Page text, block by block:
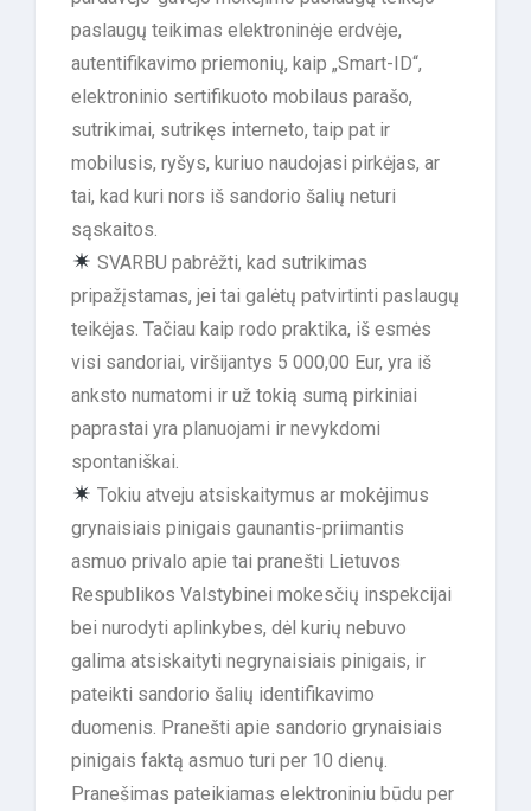
paslaugų teikimas elektroninėje erdvėje,
autentifikavimo priemonių, kaip „Smart-ID“,
elektroninio sertifikuoto mobilaus parašo,
sutrikimai, sutrikęs interneto, taip pat ir
mobilusis, ryšys, kuriuo naudojasi pirkėjas, ar
tai, kad kuri nors iš sandorio šalių neturi
sąskaitos.
SVARBU pabrėžti, kad sutrikimas
pripažįstamas, jei tai galėtų patvirtinti paslaugų
teikėjas. Tačiau kaip rodo praktika, iš esmės
visi sandoriai, viršijantys 5 000,00 Eur, yra iš
anksto numatomi ir už tokią sumą pirkiniai
paprastai yra planuojami ir nevykdomi
spontaniškai.
Tokiu atveju atsiskaitymus ar mokėjimus
grynaisiais pinigais gaunantis-priimantis
asmuo privalo apie tai pranešti Lietuvos
Respublikos Valstybinei mokesčių inspekcijai
bei nurodyti aplinkybes, dėl kurių nebuvo
galima atsiskaityti negrynaisiais pinigais, ir
pateikti sandorio šalių identifikavimo
duomenis. Pranešti apie sandorio grynaisiais
pinigais faktą asmuo turi per 10 dienų.
Pranešimas pateikiamas elektroniniu būdu per